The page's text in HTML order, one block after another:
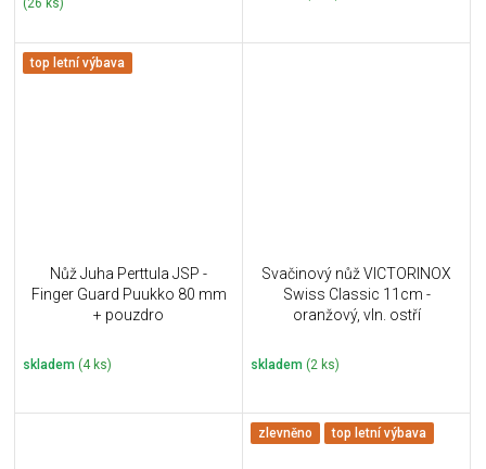
(26 ks)
top letní výbava
Nůž Juha Perttula JSP -
Finger Guard Puukko 80 mm
+ pouzdro
skladem (4 ks)
Svačinový nůž VICTORINOX
Swiss Classic 11cm -
oranžový, vln. ostří
skladem (2 ks)
zlevněno top letní výbava